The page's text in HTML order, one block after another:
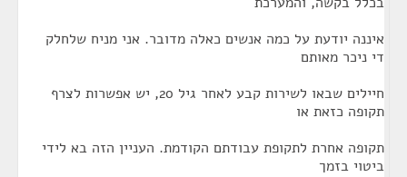
איננה יודעת על כמה אנשים כאלה מדובר. אני מניח שלחלק
די ניכר מאותם
חיילים שבאו לשירות קבע לאחר גיל 20, יש אפשרות לצרף
תקופה כזאת או
תקופה אחרת לתקופת עבודתם הקודמת. העניין הזה בא לידי
ביטוי בזמך